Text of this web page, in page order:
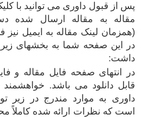
پس از قبول داوری می توانید با
مقاله به مقاله ارسال شده
(همزمان لینک مقاله به ایمیل
در این صفحه شما به بخشهای
داشت:
در انتهای صفحه فایل مقاله و
قابل دانلود می باشد.
داوری به موارد مندرج در زیر
است که نظرات ارائه شده کاملاً